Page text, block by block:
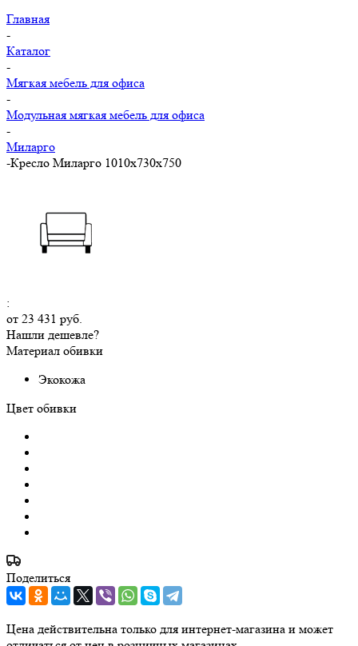
Главная
-
Каталог
-
Мягкая мебель для офиса
-
Модульная мягкая мебель для офиса
-
Миларго
-Кресло Миларго 1010x730x750
:
от 23 431 руб.
Нашли дешевле?
Материал обивки
Экокожа
Цвет обивки
Поделиться
Цена действительна только для интернет-магазина и может